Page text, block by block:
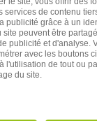
êtes
personnes
un problème
médecine,